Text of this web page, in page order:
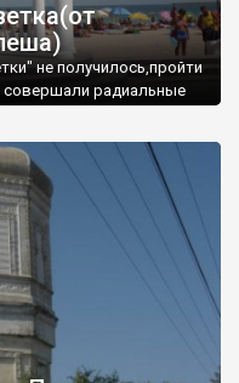
не получилось,пройти
радиальные